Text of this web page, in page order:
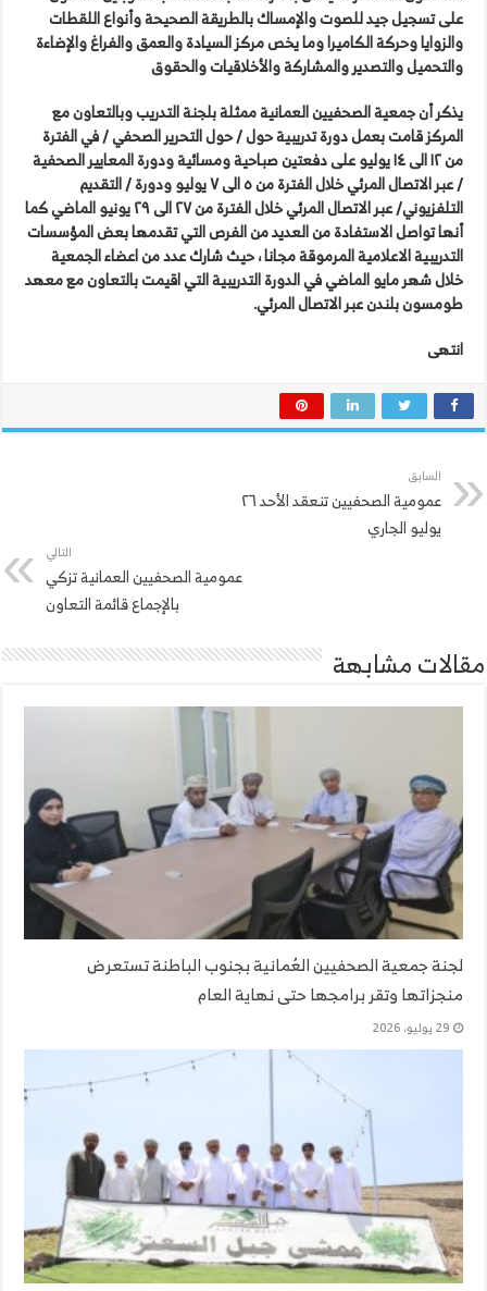
على تسجيل جيد للصوت والإمساك بالطريقة الصحيحة وأنواع اللقطات
والزوايا وحركة الكاميرا وما يخص مركز السيادة والعمق والفراغ والإضاءة
والتحميل والتصدير والمشاركة والأخلاقيات والحقوق
يذكر أن جمعية الصحفيين العمانية ممثلة بلجنة التدريب وبالتعاون مع
المركز قامت بعمل دورة تدريبية حول / حول التحرير الصحفي / في الفترة
من ١٢ الى ١٤ يوليو على دفعتين صباحية ومسائية ودورة المعايير الصحفية
/ عبر الاتصال المرئي خلال الفترة من ٥ الى ٧ يوليو ودورة / التقديم
التلفزيوني/ عبر الاتصال المرئي خلال الفترة من ٢٧ الى ٢٩ يونيو الماضي كما
أنها تواصل الاستفادة من العديد من الفرص التي تقدمها بعض المؤسسات
التدريبية الاعلامية المرموقة مجانا ، حيث شارك عدد من اعضاء الجمعية
خلال شهر مايو الماضي في الدورة التدريبية التي اقيمت بالتعاون مع معهد
طومسون بلندن عبر الاتصال المرئي.
انتهى
السابق
عمومية الصحفيين تنعقد الأحد ٢٦
يوليو الجاري
التالي
عمومية الصحفيين العمانية تزكي
بالإجماع قائمة التعاون
مقالات مشابهة
لجنة جمعية الصحفيين العُمانية بجنوب الباطنة تستعرض
منجزاتها وتقر برامجها حتى نهاية العام
29 يوليو، 2026